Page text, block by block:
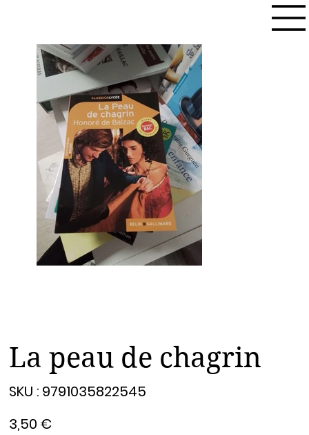
La peau de chagrin
SKU : 9791035822545
9791035822545
3,50 €